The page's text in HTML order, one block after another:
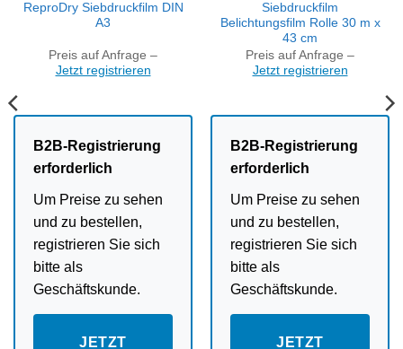
ReproDry Siebdruckfilm DIN
A3
Preis auf Anfrage –
Jetzt registrieren
B2B-Registrierung
erforderlich
Um Preise zu sehen
und zu bestellen,
registrieren Sie sich
bitte als
Geschäftskunde.
JETZT
Siebdruckfilm
Belichtungsfilm Rolle 30 m x
43 cm
Preis auf Anfrage –
Jetzt registrieren
B2B-Registrierung
erforderlich
Um Preise zu sehen
und zu bestellen,
registrieren Sie sich
bitte als
Geschäftskunde.
JETZT